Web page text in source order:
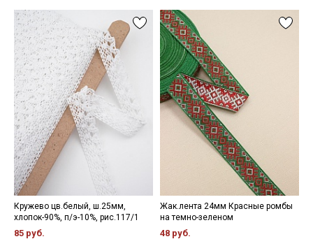
Кружево цв.белый, ш.25мм,
хлопок-90%, п/э-10%, рис.117/1
85 руб.
Жак.лента 24мм Красные ромбы
на темно-зеленом
48 руб.